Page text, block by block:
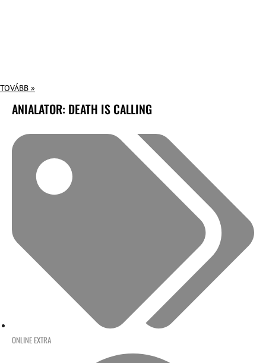
TOVÁBB »
ANIALATOR: DEATH IS CALLING
ONLINE EXTRA